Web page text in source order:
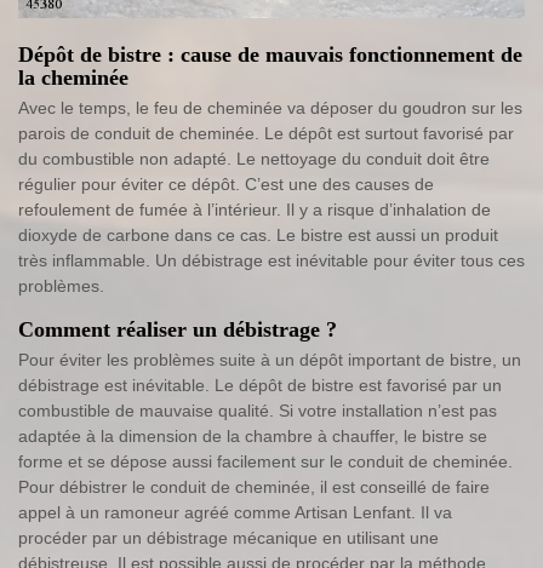
Dépôt de bistre : cause de mauvais fonctionnement de
la cheminée
Avec le temps, le feu de cheminée va déposer du goudron sur les
parois de conduit de cheminée. Le dépôt est surtout favorisé par
du combustible non adapté. Le nettoyage du conduit doit être
régulier pour éviter ce dépôt. C’est une des causes de
refoulement de fumée à l’intérieur. Il y a risque d’inhalation de
dioxyde de carbone dans ce cas. Le bistre est aussi un produit
très inflammable. Un débistrage est inévitable pour éviter tous ces
problèmes.
Comment réaliser un débistrage ?
Pour éviter les problèmes suite à un dépôt important de bistre, un
débistrage est inévitable. Le dépôt de bistre est favorisé par un
combustible de mauvaise qualité. Si votre installation n’est pas
adaptée à la dimension de la chambre à chauffer, le bistre se
forme et se dépose aussi facilement sur le conduit de cheminée.
Pour débistrer le conduit de cheminée, il est conseillé de faire
appel à un ramoneur agréé comme Artisan Lenfant. Il va
procéder par un débistrage mécanique en utilisant une
débistreuse. Il est possible aussi de procéder par la méthode